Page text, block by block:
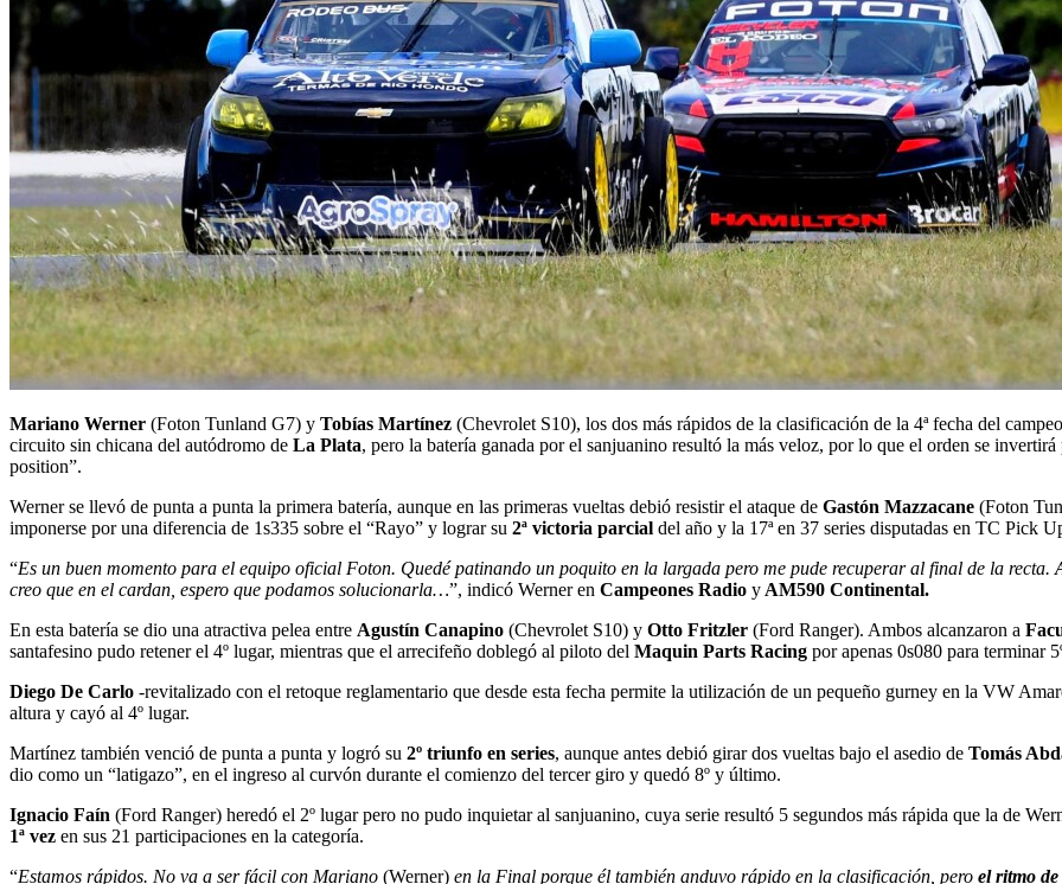
Mariano Werner (Foton Tunland G7) y Tobías Martínez (Chevrolet S10), los dos más rápidos de la clasificación de la 4ª fecha del
circuito sin chicana del autódromo de La Plata, pero la batería ganada por el sanjuanino resultó la más veloz, por lo que el orden se
position”.
Werner se llevó de punta a punta la primera batería, aunque en las primeras vueltas debió resistir el ataque de Gastón Mazzacane (Foton
imponerse por una diferencia de 1s335 sobre el “Rayo” y lograr su 2ª victoria parcial del año y la 17ª en 37 series disputadas en TC Pick
“Es un buen momento para el equipo oficial Foton. Quedé patinando un poquito en la largada pero me pude recuperar al final de la recta.
creo que en el cardan, espero que podamos solucionarla…”, indicó Werner en Campeones Radio y AM590 Continental.
En esta batería se dio una atractiva pelea entre Agustín Canapino (Chevrolet S10) y Otto Fritzler (Ford Ranger). Ambos alcanzaron a
santafesino pudo retener el 4º lugar, mientras que el arrecifeño doblegó al piloto del Maquin Parts Racing por apenas 0s080 para terminar
Diego De Carlo -revitalizado con el retoque reglamentario que desde esta fecha permite la utilización de un pequeño gurney en la VW
altura y cayó al 4º lugar.
Martínez también venció de punta a punta y logró su 2º triunfo en series, aunque antes debió girar dos vueltas bajo el asedio de Tomás
dio como un “latigazo”, en el ingreso al curvón durante el comienzo del tercer giro y quedó 8º y último.
Ignacio Faín (Ford Ranger) heredó el 2º lugar pero no pudo inquietar al sanjuanino, cuya serie resultó 5 segundos más rápida que la de
1ª vez en sus 21 participaciones en la categoría.
“Estamos rápidos. No va a ser fácil con Mariano (Werner) en la Final porque él también anduvo rápido en la clasificación, pero el ritmo